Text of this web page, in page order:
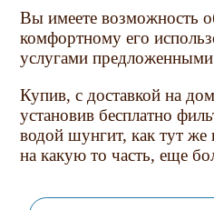
Вы имеете возможность
комфортному его
услугами предложенными
Купив, с доставкой на
установив бесплатно
водой шунгит, как тут
на какую то часть, еще